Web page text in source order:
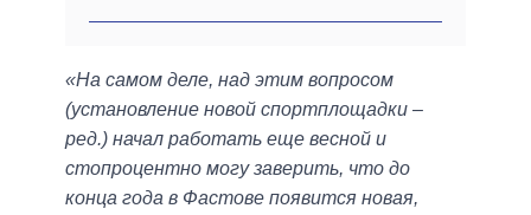
«На самом деле, над этим вопросом
(установление новой спортплощадки –
ред.) начал работать еще весной и
стопроцентно могу заверить, что до
конца года в Фастове появится новая,